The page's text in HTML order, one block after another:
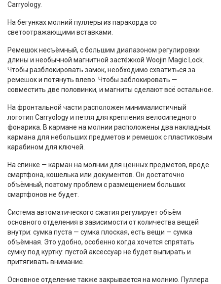
Carryology.
На бегунках молний пуллеры из паракорда со
светоотражающими вставками.
Ремешок несъёмный, с большим диапазоном регулировки
длины и необычной магнитной застёжкой Woojin Magic Lock.
Чтобы разблокировать замок, необходимо схватиться за
ремешок и потянуть влево. Чтобы заблокировать —
совместить две половинки, и магниты сделают всё остальное.
На фронтальной части расположен минималистичный
логотип Carryology и петля для крепления велосипедного
фонарика. В кармане на молнии расположены два накладных
кармана для небольших предметов и ремешок с пластиковым
карабином для ключей.
На спинке — карман на молнии для ценных предметов, вроде
смартфона, кошелька или документов. Он достаточно
объёмный, поэтому проблем с размещением больших
смартфонов не будет.
Система автоматического сжатия регулирует объём
основного отделения в зависимости от количества вещей
внутри: сумка пуста — сумка плоская, есть вещи — сумка
объёмная. Это удобно, особенно когда хочется спрятать
сумку под куртку: пустой аксессуар не будет выпирать и
притягивать внимание.
Основное отделение также закрывается на молнию. Пуллера